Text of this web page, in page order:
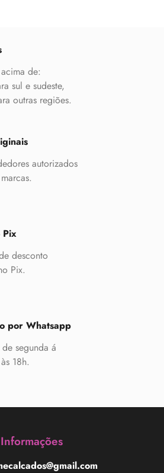
de:
sul e sudeste,
outras regiões.
autorizados
Pix
desconto
Pix.
por Whatsapp
segunda á
18h.
Informações